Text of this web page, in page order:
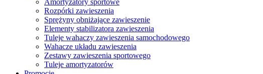
Rozpórki zawieszenia
Sprężyny obniżające zawieszenie
Elementy stabilizatora zawieszenia
Tuleje wahaczy zawieszenia samochodowego
Wahacze układu zawieszenia
Zestawy zawieszenia sportowego
Tuleje amortyzatorów